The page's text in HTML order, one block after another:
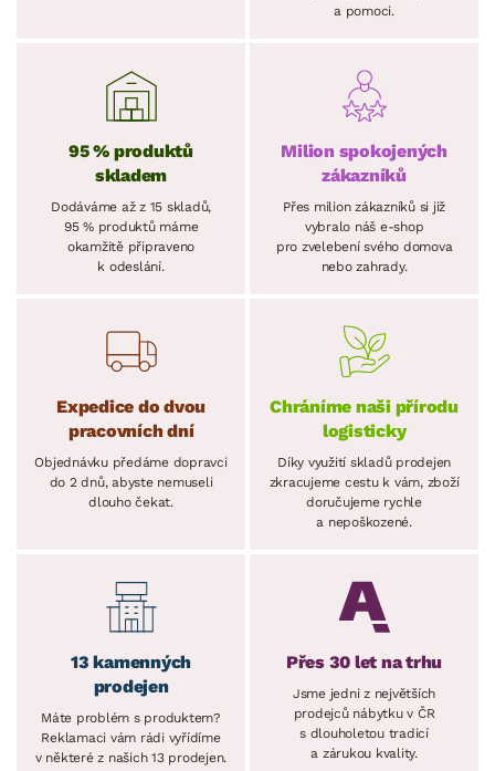
a pomoci.
95 % produktů
skladem
Dodáváme až z 15 skladů,
95 % produktů máme
okamžitě připraveno
k odeslání.
Milion spokojených
zákazníků
Přes milion zákazníků si již
vybralo náš e-shop
pro zvelebení svého domova
nebo zahrady.
Expedice do dvou
pracovních dní
Objednávku předáme dopravci
do 2 dnů, abyste nemuseli
dlouho čekat.
Chráníme naši přírodu
logisticky
Díky využití skladů prodejen
zkracujeme cestu k vám, zboží
doručujeme rychle
a nepoškozené.
13 kamenných
prodejen
Máte problém s produktem?
Reklamaci vám rádi vyřídíme
v některé z našich 13 prodejen.
Přes 30 let na trhu
Jsme jedni z největších
prodejců nábytku v ČR
s dlouholetou tradicí
a zárukou kvality.